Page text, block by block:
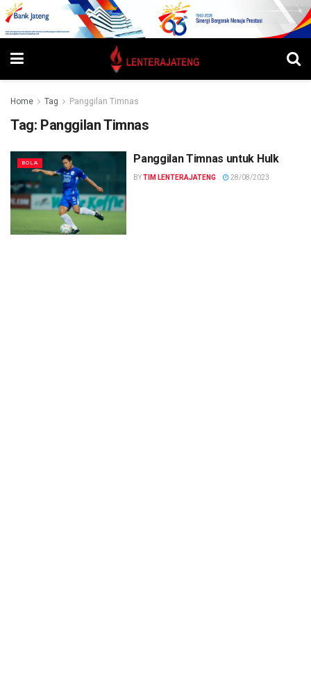
Home Tag Panggilan Timnas
Tag: Panggilan Timnas
BOLA Panggilan Timnas untuk Hulk
BYTIM LENTERAJATENG 28/08/2023